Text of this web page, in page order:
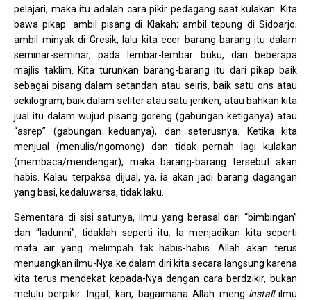
pelajari, maka itu adalah cara pikir pedagang saat kulakan. Kita
bawa pikap: ambil pisang di Klakah; ambil tepung di Sidoarjo;
ambil minyak di Gresik, lalu kita ecer barang-barang itu dalam
seminar-seminar, pada lembar-lembar buku, dan beberapa
majlis taklim. Kita turunkan barang-barang itu dari pikap baik
sebagai pisang dalam setandan atau seiris, baik satu ons atau
sekilogram; baik dalam seliter atau satu jeriken, atau bahkan kita
jual itu dalam wujud pisang goreng (gabungan ketiganya) atau
“asrep” (gabungan keduanya), dan seterusnya. Ketika kita
menjual (menulis/ngomong) dan tidak pernah lagi kulakan
(membaca/mendengar), maka barang-barang tersebut akan
habis. Kalau terpaksa dijual, ya, ia akan jadi barang dagangan
yang basi, kedaluwarsa, tidak laku.
Sementara di sisi satunya, ilmu yang berasal dari “bimbingan”
dan “ladunni”, tidaklah seperti itu. Ia menjadikan kita seperti
mata air yang melimpah tak habis-habis. Allah akan terus
menuangkan ilmu-Nya ke dalam diri kita secara langsung karena
kita terus mendekat kepada-Nya dengan cara berdzikir, bukan
melulu berpikir. Ingat, kan, bagaimana Allah meng-installilmu